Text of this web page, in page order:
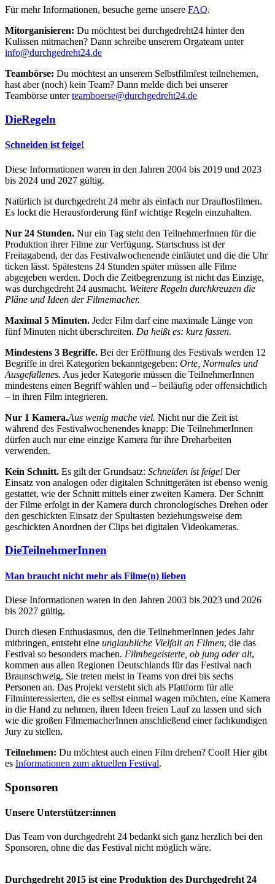
Für mehr Informationen, besuche gerne unsere FAQ.
Mitorganisieren: Du möchtest bei durchgedreht24 hinter den
Kulissen mitmachen? Dann schreibe unserem Orgateam unter
info@durchgedreht24.de
Teambörse: Du möchtest an unserem Selbstfilmfest teilnehemen,
hast aber (noch) kein Team? Dann melde dich bei unserer
Teambörse unterteamboerse@durchgedreht24.de
DieRegeln
Schneiden ist feige!
Diese Informationen waren in den Jahren 2004 bis 2019 und 2023
bis 2024 und 2027 gültig.
Natürlich ist durchgedreht 24 mehr als einfach nur Drauflosfilmen.
Es lockt die Herausforderung fünf wichtige Regeln einzuhalten.
Nur 24 Stunden. Nur ein Tag steht den TeilnehmerInnen für die
Produktion ihrer Filme zur Verfügung. Startschuss ist der
Freitagabend, der das Festivalwochenende einläutet und die die Uhr
ticken lässt. Spätestens 24 Stunden später müssen alle Filme
abgegeben werden. Doch die Zeitbegrenzung ist nicht das Einzige,
was durchgedreht 24 ausmacht. Weitere Regeln durchkreuzen die
Pläne und Ideen der Filmemacher.
Maximal 5 Minuten. Jeder Film darf eine maximale Länge von
fünf Minuten nicht überschreiten. Da heißt es: kurz fassen.
Mindestens 3 Begriffe. Bei der Eröffnung des Festivals werden 12
Begriffe in drei Kategorien bekanntgegeben: Orte, Normales und
Ausgefallenes. Aus jeder Kategorie müssen die TeilnehmerInnen
mindestens einen Begriff wählen und – beiläufig oder offensichtlich
– in ihren Film integrieren.
Nur 1 Kamera.Aus wenig mache viel. Nicht nur die Zeit ist
während des Festivalwochenendes knapp: Die TeilnehmerInnen
dürfen auch nur eine einzige Kamera für ihre Dreharbeiten
verwenden.
Kein Schnitt. Es gilt der Grundsatz: Schneiden ist feige! Der
Einsatz von analogen oder digitalen Schnittgeräten ist ebenso wenig
gestattet, wie der Schnitt mittels einer zweiten Kamera. Der Schnitt
der Filme erfolgt in der Kamera durch chronologisches Drehen oder
den geschickten Einsatz der Spultasten beziehungsweise dem
geschickten Anordnen der Clips bei digitalen Videokameras.
DieTeilnehmer­Innen
Man braucht nicht mehr als Filme(n) lieben
Diese Informationen waren in den Jahren 2003 bis 2023 und 2026
bis 2027 gültig.
Durch diesen Enthusiasmus, den die TeilnehmerInnen jedes Jahr
mitbringen, entsteht eine unglaubliche Vielfalt an Filmen, die das
Festival so besonders machen. Filmbegeisterte, ob jung oder alt,
kommen aus allen Regionen Deutschlands für das Festival nach
Braunschweig. Sie treten meist in Teams von drei bis sechs
Personen an. Das Projekt versteht sich als Plattform für alle
Filminteressierten, die es selbst einmal wagen möchten, eine Kamera
in die Hand zu nehmen, ihren Ideen freien Lauf zu lassen und sich
wie die großen FilmemacherInnen anschließend einer fachkundigen
Jury zu stellen.
Teilnehmen: Du möchtest auch einen Film drehen? Cool! Hier gibt
es Informationen zum aktuellen Festival.
Sponsoren
Unsere Unterstützer:innen
Das Team von durchgedreht 24 bedankt sich ganz herzlich bei den
Sponsoren, ohne die das Festival nicht möglich wäre.
Durchgedreht 2015 ist eine Produktion des Durchgedreht 24